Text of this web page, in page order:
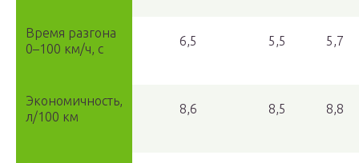
Время разгона
0–100 км/ч, с
6,5 5,5 5,7
Экономичность,
л/100 км
8,6 8,5 8,8